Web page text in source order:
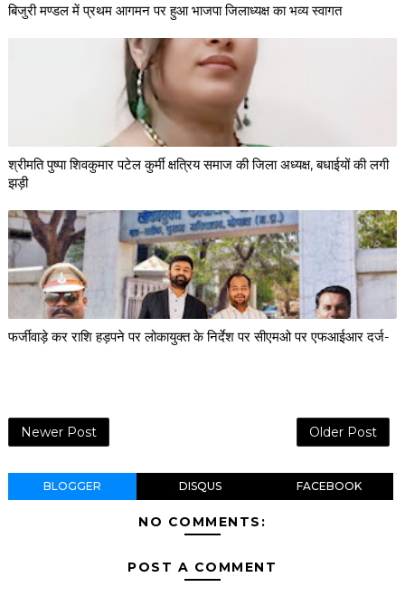
बिजुरी मण्डल में प्रथम आगमन पर हुआ भाजपा जिलाध्यक्ष का भव्य स्वागत
श्रीमति पुष्पा शिवकुमार पटेल कुर्मी क्षत्रिय समाज की जिला अध्यक्ष, बधाईयों की लगी
झड़ी
फर्जीवाड़े कर राशि हड़पने पर लोकायुक्त के निर्देश पर सीएमओ पर एफआईआर दर्ज-
Newer Post Older Post
BLOGGER DISQUS FACEBOOK
NO COMMENTS:
POST A COMMENT